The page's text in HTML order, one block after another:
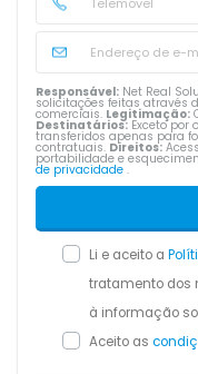
Responsável: Net Real
solicitações feitas através
comerciais. Legitimação:
Destinatários: Exceto por
transferidos apenas para
contratuais. Direitos:
portabilidade e
de privacidade .
Li e aceito a
tratamento dos
à informação
Aceito as